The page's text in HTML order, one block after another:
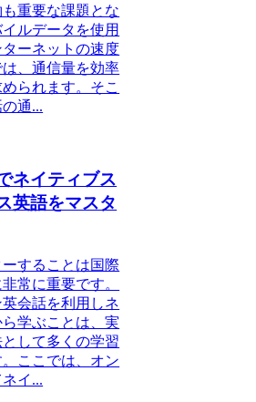
重要な課題とな
ルデータを使用
ーネットの速度
、通信量を効率
られます。そこ
通...
ネイティブス
英語をマスタ
することは国際
常に重要です。
会話を利用しネ
学ぶことは、実
して多くの学習
ここでは、オン
イ...